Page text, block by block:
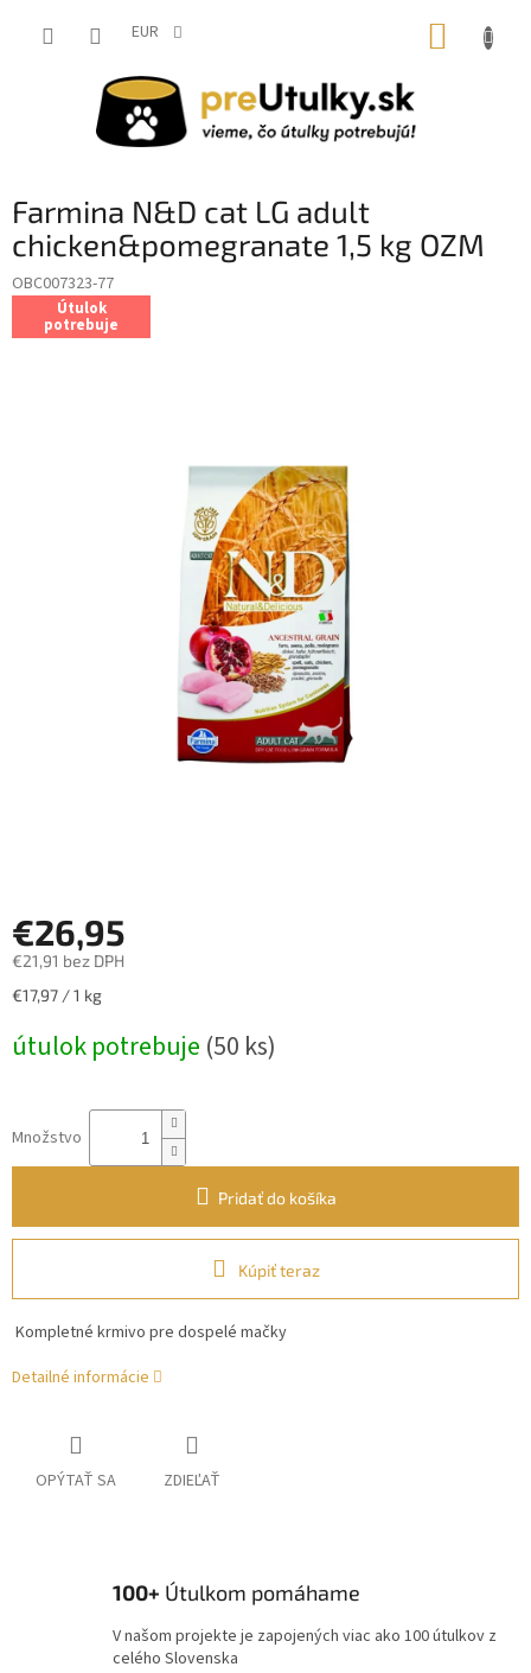
EUR
Farmina N&D cat LG adult
chicken&pomegranate 1,5 kg OZM
OBC007323-77
Útulok
potrebuje
€26,95
€21,91 bez DPH
Jednotková
€17,97 / 1 kg
útulok potrebuje (50 ks)
Množstvo
Pridať do košíka
Kúpiť teraz
Kompletné krmivo pre dospelé mačky
Detailné informácie
OPÝTAŤ SA ZDIEĽAŤ
100+ Útulkom pomáhame
V našom projekte je zapojených viac ako 100 útulkov z
celého Slovenska